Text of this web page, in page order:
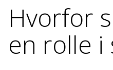
Hvorfor
en rolle i